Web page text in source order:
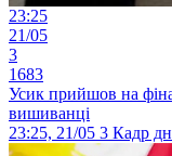
23:25
21/05
3
1683
Усик прийшов на
вишиванці
23:25, 21/05 3 Кадр